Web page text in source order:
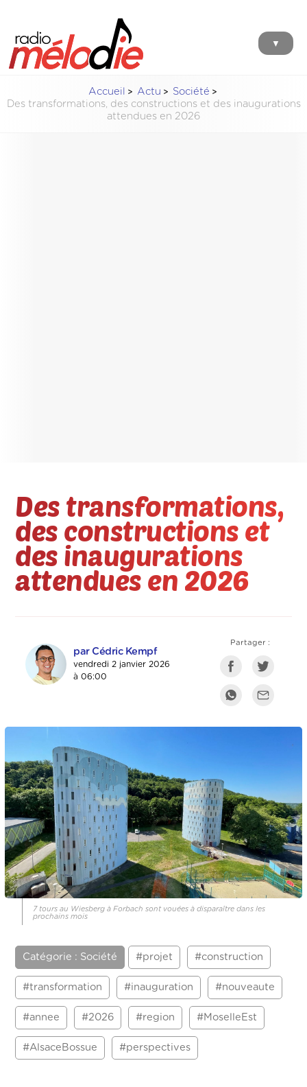
▼
Accueil Actu
Société
Des transformations, des constructions et des inaugurations
attendues en 2026
Des transformations,
des constructions et
des inaugurations
attendues en 2026
par Cédric Kempf
vendredi 2 janvier 2026
à 06:00
Partager :
7 tours au Wiesberg à Forbach sont vouées à disparaître dans les
prochains mois
Catégorie : Société #projet #construction
#transformation #inauguration #nouveaute
#annee #2026 #region #MoselleEst
#AlsaceBossue #perspectives